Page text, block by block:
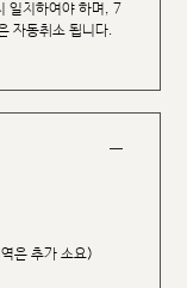
일치하여야 하며, 7
자동취소 됩니다.
은 추가 소요)